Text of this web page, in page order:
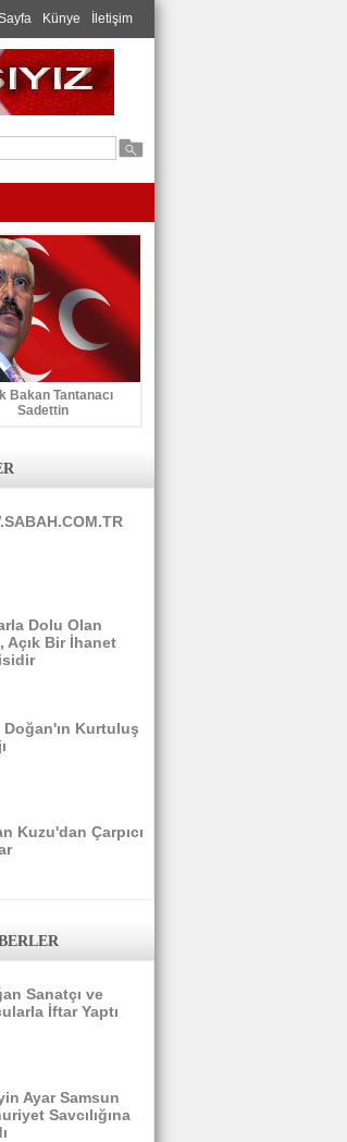
Künye İletişim
Bakan Tantanacı
Sadettin
Dolu Olan
Açık Bir İhanet
Doğan'ın Kurtuluş
Kuzu'dan Çarpıcı
Sanatçı ve
İftar Yaptı
Ayar Samsun
Savcılığına